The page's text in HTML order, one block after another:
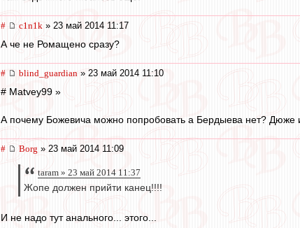
# c1n1k » 23 май 2014 11:17
А че не Ромащено сразу?
# blind_guardian » 23 май 2014 11:10
# Matvey99 »
А почему Божевича можно попробовать а Бердыева нет? Дюже
# Borg » 23 май 2014 11:09
taram » 23 май 2014 11:37
Жопе должен прийти канец!!!!
И не надо тут анального... этого...